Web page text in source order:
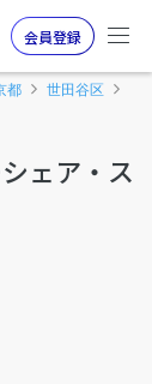
会員登録
都
世田谷区
ェア・ス